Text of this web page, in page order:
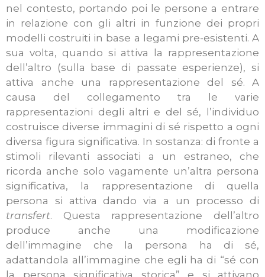
nel contesto, portando poi le persone a entrare
in relazione con gli altri in funzione dei propri
modelli costruiti in base a legami pre-esistenti. A
sua volta, quando si attiva la rappresentazione
dell’altro (sulla base di passate esperienze), si
attiva anche una rappresentazione del sé. A
causa del collegamento tra le varie
rappresentazioni degli altri e del sé, l’individuo
costruisce diverse immagini di sé rispetto a ogni
diversa figura significativa. In sostanza: di fronte a
stimoli rilevanti associati a un estraneo, che
ricorda anche solo vagamente un’altra persona
significativa, la rappresentazione di quella
persona si attiva dando via a un processo di
transfert. Questa rappresentazione dell’altro
produce anche una modificazione
dell’immagine che la persona ha di sé,
adattandola all’immagine che egli ha di “sé con